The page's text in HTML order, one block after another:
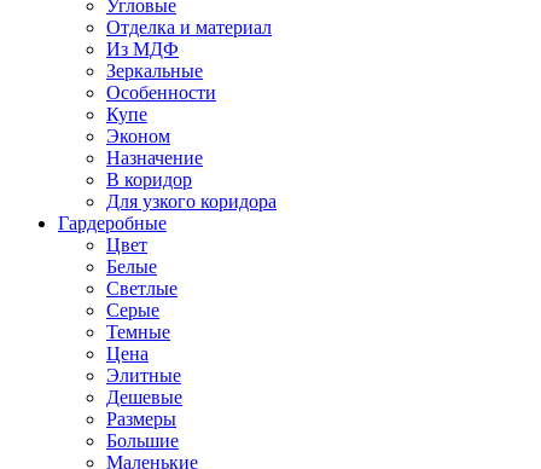
Угловые
Отделка и материал
Из МДФ
Зеркальные
Особенности
Купе
Эконом
Назначение
В коридор
Для узкого коридора
Гардеробные
Цвет
Белые
Светлые
Серые
Темные
Цена
Элитные
Дешевые
Размеры
Большие
Маленькие